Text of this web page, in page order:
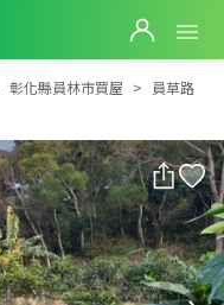
員草路樂活林地
彰化縣員林市買屋
員草路